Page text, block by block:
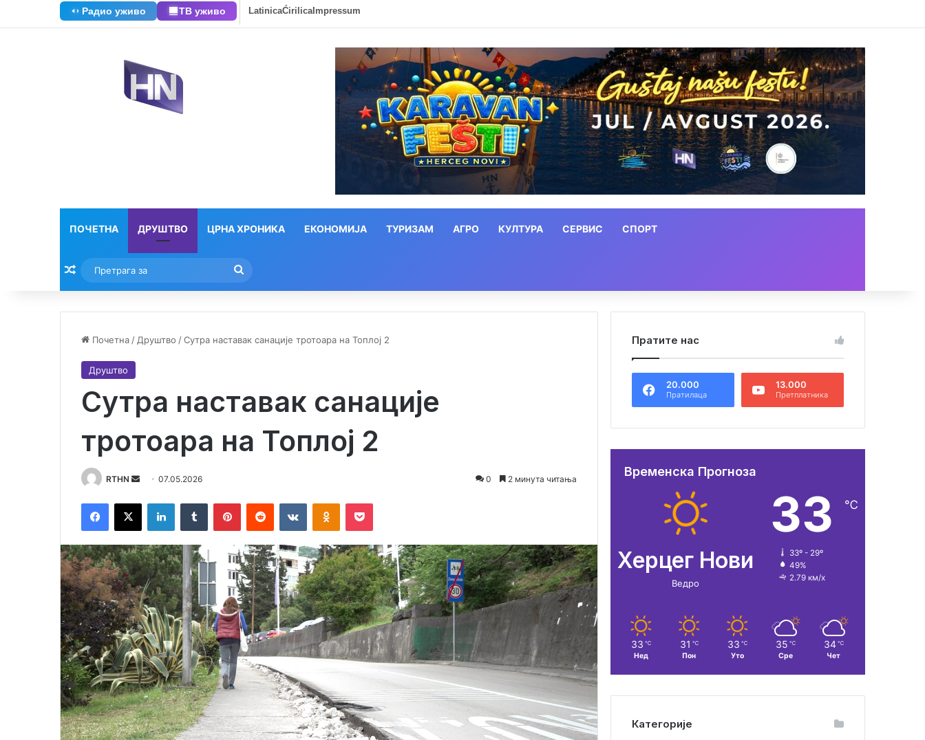
Радио уживо ТВ уживо LatinicaĆirilicaImpressum
ПОЧЕТНА ДРУШТВО ЦРНА ХРОНИКА ЕКОНОМИЈА ТУРИЗАМ АГРО КУЛТУРА СЕРВИС СПОРТ
Насумични текстови
за
Почетна / Друштво /Сутра наставак санације тротоара на Топлој 2
Друштво
Сутра наставак санације
тротоара на Топлој 2
RTHN
d
a
n
e
m
a
i
l
07.05.2026 0 2 минута читања
Пратите нас
20.000
Пратилаца
13.000
Претплатника
Временска Прогноза
Херцег Нови
Ведро
33 ℃
33º - 29º
49%
2.79 км/х
33 ℃
Нед
31 ℃
Пон
33 ℃
Уто
35 ℃
Сре
34 ℃
Чет
Категорије